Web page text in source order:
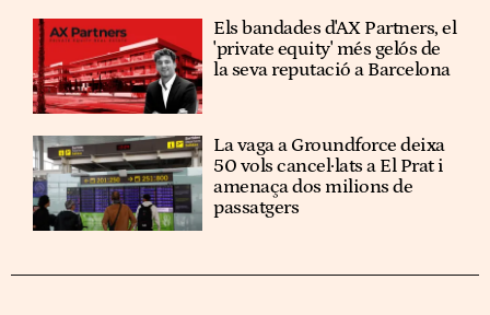
Els bandades d'AX Partners, el
'private equity' més gelós de
la seva reputació a Barcelona
La vaga a Groundforce deixa
50 vols cancel·lats a El Prat i
amenaça dos milions de
passatgers